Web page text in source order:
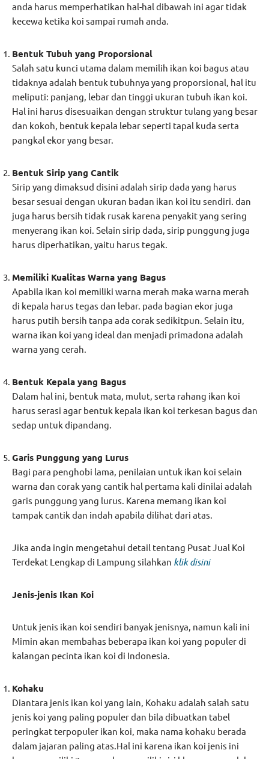
anda harus memperhatikan hal-hal dibawah ini agar tidak
kecewa ketika koi sampai rumah anda.
Bentuk Tubuh yang Proporsional
Salah satu kunci utama dalam memilih ikan koi bagus atau
tidaknya adalah bentuk tubuhnya yang proporsional, hal itu
meliputi: panjang, lebar dan tinggi ukuran tubuh ikan koi.
Hal ini harus disesuaikan dengan struktur tulang yang besar
dan kokoh, bentuk kepala lebar seperti tapal kuda serta
pangkal ekor yang besar.
Bentuk Sirip yang Cantik
Sirip yang dimaksud disini adalah sirip dada yang harus
besar sesuai dengan ukuran badan ikan koi itu sendiri. dan
juga harus bersih tidak rusak karena penyakit yang sering
menyerang ikan koi. Selain sirip dada, sirip punggung juga
harus diperhatikan, yaitu harus tegak.
Memiliki Kualitas Warna yang Bagus
Apabila ikan koi memiliki warna merah maka warna merah
di kepala harus tegas dan lebar. pada bagian ekor juga
harus putih bersih tanpa ada corak sedikitpun. Selain itu,
warna ikan koi yang ideal dan menjadi primadona adalah
warna yang cerah.
Bentuk Kepala yang Bagus
Dalam hal ini, bentuk mata, mulut, serta rahang ikan koi
harus serasi agar bentuk kepala ikan koi terkesan bagus dan
sedap untuk dipandang.
Garis Punggung yang Lurus
Bagi para penghobi lama, penilaian untuk ikan koi selain
warna dan corak yang cantik hal pertama kali dinilai adalah
garis punggung yang lurus. Karena memang ikan koi
tampak cantik dan indah apabila dilihat dari atas.
Jika anda ingin mengetahui detail tentang Pusat Jual Koi
Terdekat Lengkap di Lampung silahkan klik disini
Jenis-jenis Ikan Koi
Untuk jenis ikan koi sendiri banyak jenisnya, namun kali ini
Mimin akan membahas beberapa ikan koi yang populer di
kalangan pecinta ikan koi di Indonesia.
Kohaku
Diantara jenis ikan koi yang lain, Kohaku adalah salah satu
jenis koi yang paling populer dan bila dibuatkan tabel
peringkat terpopuler ikan koi, maka nama kohaku berada
dalam jajaran paling atas.Hal ini karena ikan koi jenis ini